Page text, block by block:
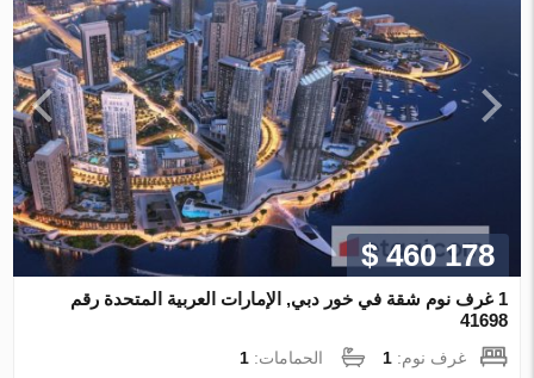
$ 460 178
1 غرف نوم شقة في خور دبي, الإمارات العربية المتحدة رقم
41698
غرف نوم:1 الحمامات:1